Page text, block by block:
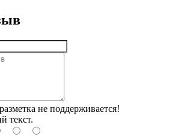
не поддерживается!
текст.